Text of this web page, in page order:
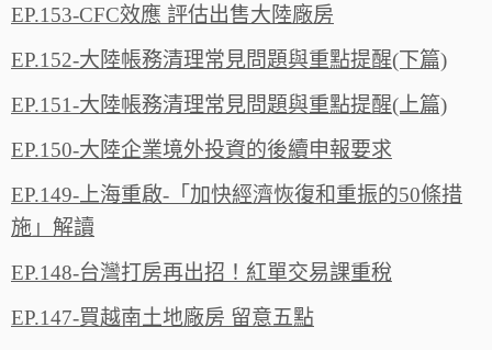
EP.153-CFC效應 評估出售大陸廠房
EP.152-大陸帳務清理常見問題與重點提醒(下篇)
EP.151-大陸帳務清理常見問題與重點提醒(上篇)
EP.150-大陸企業境外投資的後續申報要求
EP.149-上海重啟-「加快經濟恢復和重振的50條措
施」解讀
EP.148-台灣打房再出招！紅單交易課重稅
EP.147-買越南土地廠房 留意五點